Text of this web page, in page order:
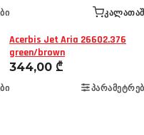
Acerbis Jet Aria 26602.376
green/brown
344,00 ₾